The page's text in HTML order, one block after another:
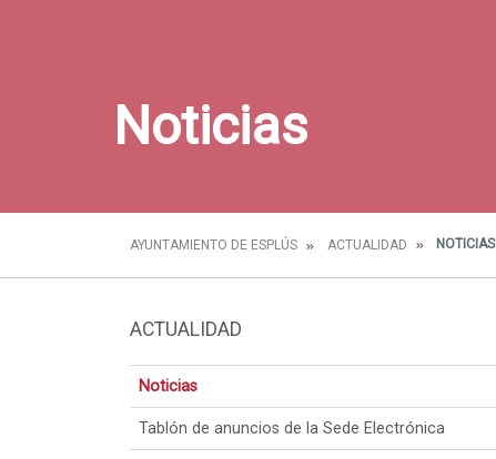
Noticias
AYUNTAMIENTO DE ESPLÚS ACTUALIDAD NOTICIAS
ACTUALIDAD
Noticias
Tablón de anuncios de la Sede Electrónica